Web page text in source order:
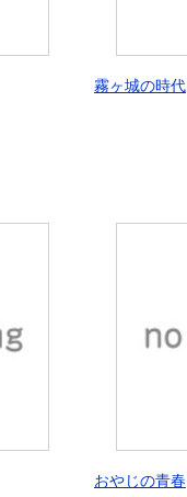
霧ヶ城の時代
おやじの青春